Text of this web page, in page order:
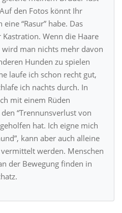
den Fotos könnt Ihr
“Rasur” habe. Das
Wenn die Haare
man nichts mehr davon
Hunden zu spielen
laufe ich schon recht gut,
ich nachts durch. In
mit einem Rüden
“Trennunsverlust von
hat. Ich eigne mich
kann aber auch alleine
werden. Menschen
der Bewegung finden in